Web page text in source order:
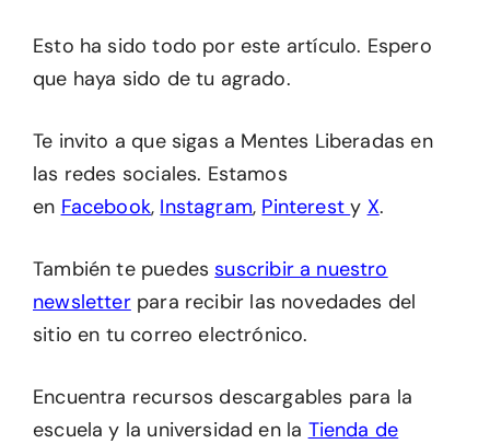
Esto ha sido todo por este artículo. Espero
que haya sido de tu agrado.
Te invito a que sigas a Mentes Liberadas en
las redes sociales. Estamos
en Facebook, Instagram, Pinteresty X.
También te puedessuscribir a nuestro
newsletterpara recibir las novedades del
sitio en tu correo electrónico.
Encuentra recursos descargables para la
escuela y la universidad en la Tienda de